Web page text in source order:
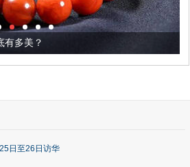
有多美？
日至26日访华